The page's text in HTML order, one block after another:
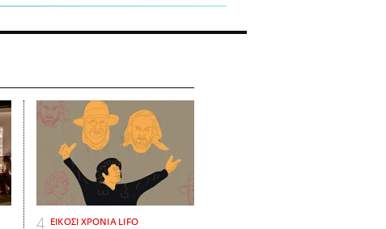
ΕΙΚΟΣΙ ΧΡΟΝΙΑ LIFO